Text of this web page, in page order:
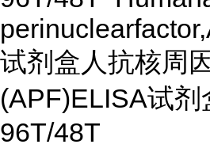
试剂盒人抗核周
(APF)ELISA试剂
96T/48T